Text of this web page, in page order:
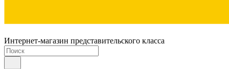
Интернет-магазин представительского класса